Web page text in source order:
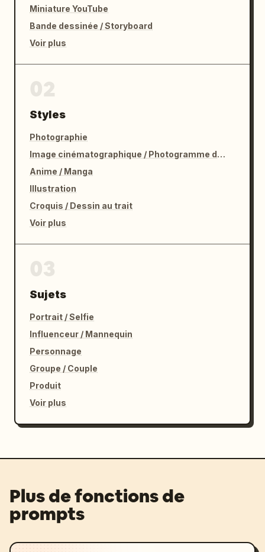
tout en gardant tout le texte lisible.",
et couverte, atmosphère domestique
quotidienne chaleureuse, réalisme
Miniature YouTube
Bande dessinée / Storyboard
Voir plus
Styles
Photographie
Image cinématographique / Photogramme de film
Anime / Manga
Illustration
Croquis / Dessin au trait
Voir plus
Sujets
Portrait / Selfie
Influenceur / Mannequin
Personnage
Groupe / Couple
Produit
Voir plus
Plus de fonctions de
prompts